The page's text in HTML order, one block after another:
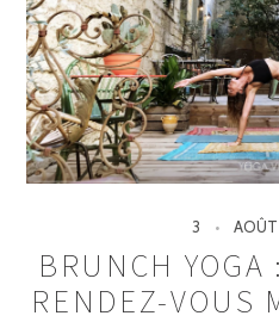
3 AOÛT
BRUNCH
RENDEZ-VOUS